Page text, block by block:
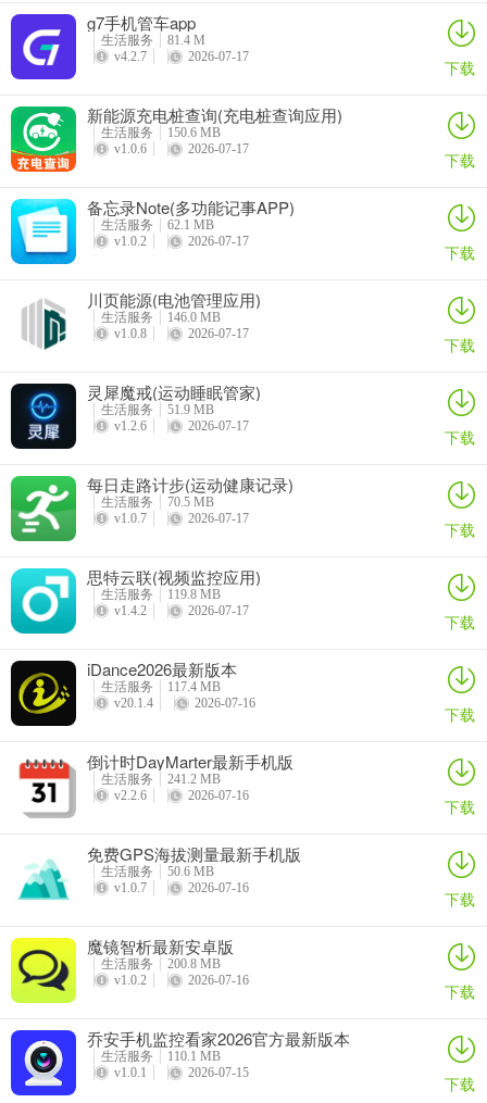
3、勾选阅读并同意《用户协议》与《隐私政策》，完成用户注册。
注意：APP与退役军人一体化平台（PC端）账号通用，如已有一体化
平台账号可直接登录。
二、登录
1、支持两种方式登录：账号密码登录和手机号验证码登录，两种登录
2、输入账号密码，或点击“验证码登录”按钮切换至验证码登录的方
式，输入手机号和验证码，勾选“用户协议和隐私政策”，滑动登录登
三、年审入口
部年审”按钮进行年审。
2、“服务-军休服务”内，点击“自主择业军转干部年审”按钮进行年审。
g7手机管车app
生活服务
81.4 M
v4.2.7
2026-07-17 下载
新能源充电桩查询(充电桩查询应用)
生活服务
150.6 MB
v1.0.6
2026-07-17 下载
备忘录Note(多功能记事APP)
生活服务
62.1 MB
v1.0.2
2026-07-17 下载
川页能源(电池管理应用)
生活服务
146.0 MB
v1.0.8
2026-07-17 下载
灵犀魔戒(运动睡眠管家)
生活服务
51.9 MB
v1.2.6
2026-07-17 下载
每日走路计步(运动健康记录)
生活服务
70.5 MB
v1.0.7
2026-07-17 下载
思特云联(视频监控应用)
生活服务
119.8 MB
v1.4.2
2026-07-17 下载
iDance2026最新版本
生活服务
117.4 MB
v20.1.4
2026-07-16 下载
倒计时DayMarter最新手机版
生活服务
241.2 MB
v2.2.6
2026-07-16 下载
免费GPS海拔测量最新手机版
生活服务
50.6 MB
v1.0.7
2026-07-16 下载
魔镜智析最新安卓版
生活服务
200.8 MB
v1.0.2
2026-07-16 下载
乔安手机监控看家2026官方最新版本
生活服务
110.1 MB
v1.0.1
2026-07-15 下载